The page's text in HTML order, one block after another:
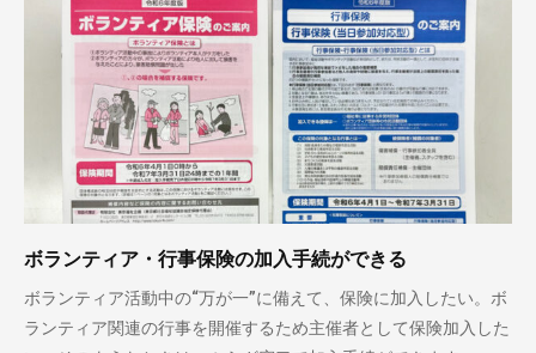
ボランティア・行事保険の加入手続ができる
ボランティア活動中の“万が一”に備えて、保険に加入したい。ボ
ランティア関連の行事を開催するため主催者として保険加入した